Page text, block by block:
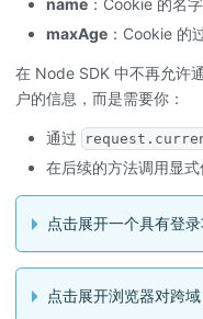
name ：Cookie 的名
maxAge ：Cookie 的
在 Node SDK 中不再允许
户的信息，而是需要你：
通过
在后续的方法调用显式
点击展开一个具有登
点击展开浏览器对跨